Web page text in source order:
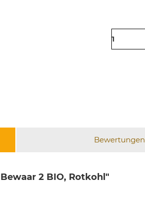
Bewertungen
2 BIO, Rotkohl"